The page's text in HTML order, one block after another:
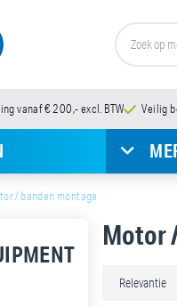
vanaf € 200,- excl. BTW Veilig
/ banden montage
Motor